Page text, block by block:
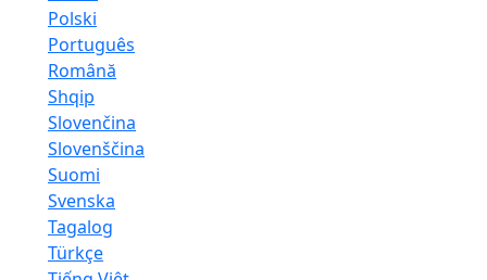
Polski
Português
Română
Shqip
Slovenčina
Slovenščina
Suomi
Svenska
Tagalog
Türkçe